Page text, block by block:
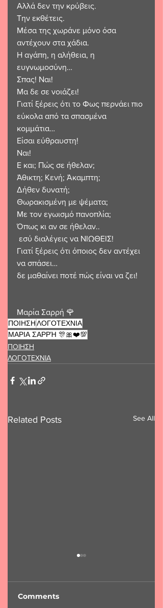
Αλλά δεν την κρύβεις.
Την εκθέτεις.
Μέσα της χωράνε μόνο όσα
αντέχουν στα χάδια.
Η αγάπη, η αλήθεια, η
ευγνωμοσύνη…
Σπας! Ναι!
Μα δε σε νοιάζει!
Γιατί ξέρεις ότι το Φως περνάει πιο
εύκολα από τα σπασμένα
κομμάτια…
Είσαι εύθραυστη!
Ναι!
Ε και; Πώς σε ήθελαν;
Άθικτη; Κενή; Άκαμπτη;
Δήθεν δυνατή;
Θωρακισμένη με ψέματα;
Με τον εγωισμό πανοπλία;
Όπως κι αν σε ήθελαν..
εσύ διαλέγεις να ΝΙΩΘΕΙΣ!
Γιατί ξέρεις ότι όποιος δεν αντέχει
να σπάσει…
δε μαθαίνει ποτέ πώς είναι να ζει!
Μαρία Σαρρή 🌹
ΠΟΙΗΣΗΛΟΓΟΤΕΧΝΙΑ
ΜΑΡΙΑ ΣΑΡΡΉ 🎊🎀❤️💯
ΠΟΙΗΣΗ
ΛΟΓΟΤΕΧΝΙΑ
Related Posts See All
Comments